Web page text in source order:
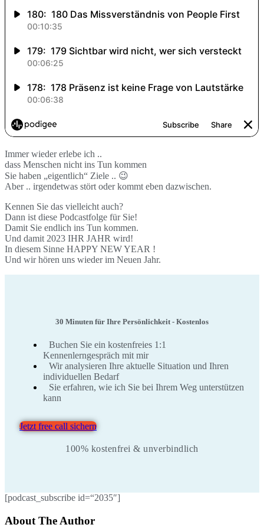
Immer wieder erlebe ich ..
dass Menschen nicht ins Tun kommen
Sie haben „eigentlich“ Ziele .. 😉
Aber .. irgendetwas stört oder kommt eben dazwischen.
Kennen Sie das vielleicht auch?
Dann ist diese Podcastfolge für Sie!
Damit Sie endlich ins Tun kommen.
Und damit 2023 IHR JAHR wird!
In diesem Sinne HAPPY NEW YEAR !
Und wir hören uns wieder im Neuen Jahr.
30 Minuten für Ihre Persönlichkeit - Kostenlos
Buchen Sie ein kostenfreies 1:1
Kennenlerngespräch mit mir
Wir analysieren Ihre aktuelle Situation und Ihren
individuellen Bedarf
Sie erfahren, wie ich Sie bei Ihrem Weg unterstützen
kann
Jetzt free call sichern
100% kostenfrei & unverbindlich
[podcast_subscribe id=“2035″]
About The Author